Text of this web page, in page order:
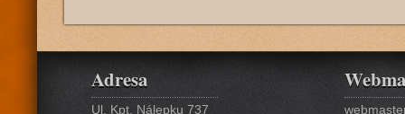
Adresa
Ul. Kpt. Nálepku 737